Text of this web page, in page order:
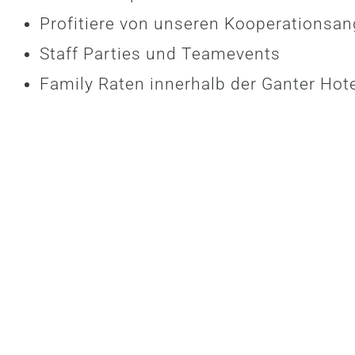
Profitiere von unseren
Staff Parties und Teamevents
Family Raten innerhalb der Ganter